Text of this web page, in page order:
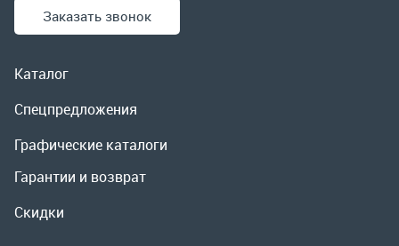
Гарантии и возврат